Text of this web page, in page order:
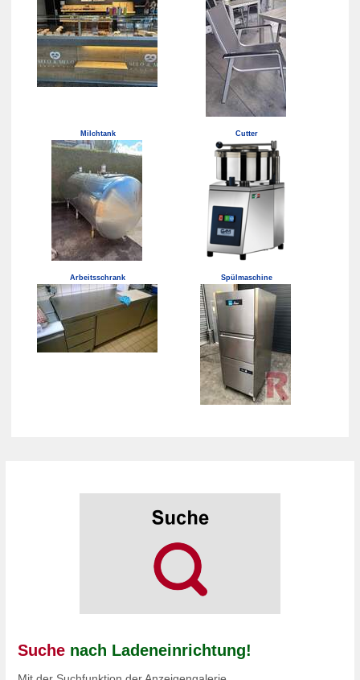
Milchtank Cutter
Arbeitsschrank Spülmaschine
Suche nach Ladeneinrichtung!